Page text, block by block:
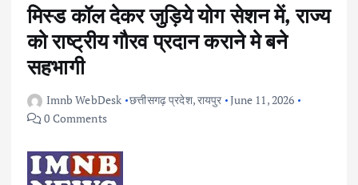
मिस्ड कॉल देकर जुड़िये योग सेशन में, राज्य
को राष्ट्रीय गौरव प्रदान कराने मे बने
सहभागी
Imnb WebDesk छत्तीसगढ़ प्रदेश,रायपुर June 11, 2026
0 Comments